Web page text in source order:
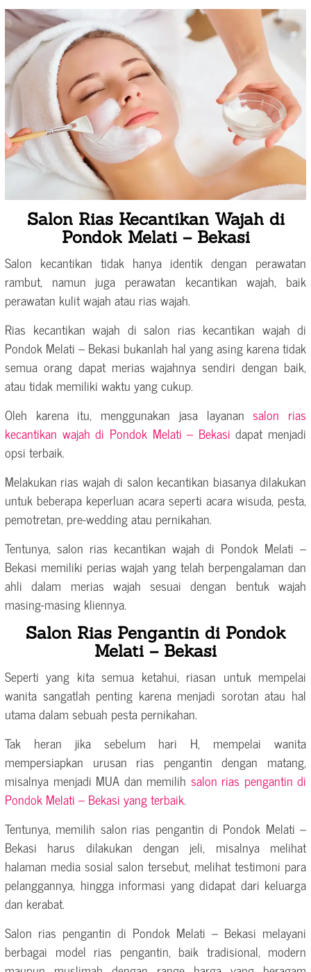
Salon Rias Kecantikan Wajah di
Pondok Melati – Bekasi
Salon kecantikan tidak hanya identik dengan perawatan
rambut, namun juga perawatan kecantikan wajah, baik
perawatan kulit wajah atau rias wajah.
Rias kecantikan wajah di salon rias kecantikan wajah di
Pondok Melati – Bekasi bukanlah hal yang asing karena tidak
semua orang dapat merias wajahnya sendiri dengan baik,
atau tidak memiliki waktu yang cukup.
Oleh karena itu, menggunakan jasa layanan salon rias
kecantikan wajah di Pondok Melati – Bekasi dapat menjadi
opsi terbaik.
Melakukan rias wajah di salon kecantikan biasanya dilakukan
untuk beberapa keperluan acara seperti acara wisuda, pesta,
pemotretan, pre-wedding atau pernikahan.
Tentunya, salon rias kecantikan wajah di Pondok Melati –
Bekasi memiliki perias wajah yang telah berpengalaman dan
ahli dalam merias wajah sesuai dengan bentuk wajah
masing-masing kliennya.
Salon Rias Pengantin di Pondok
Melati – Bekasi
Seperti yang kita semua ketahui, riasan untuk mempelai
wanita sangatlah penting karena menjadi sorotan atau hal
utama dalam sebuah pesta pernikahan.
Tak heran jika sebelum hari H, mempelai wanita
mempersiapkan urusan rias pengantin dengan matang,
misalnya menjadi MUA dan memilih salon rias pengantin di
Pondok Melati – Bekasi yang terbaik.
Tentunya, memilih salon rias pengantin di Pondok Melati –
Bekasi harus dilakukan dengan jeli, misalnya melihat
halaman media sosial salon tersebut, melihat testimoni para
pelanggannya, hingga informasi yang didapat dari keluarga
dan kerabat.
Salon rias pengantin di Pondok Melati – Bekasi melayani
berbagai model rias pengantin, baik tradisional, modern